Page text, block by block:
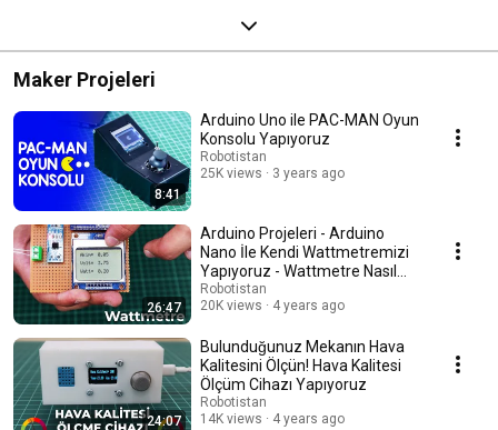
Maker Projeleri
8:41
Arduino Uno ile PAC-MAN Oyun
Konsolu Yapıyoruz
Robotistan
25K views
3 years ago
26:47
Arduino Projeleri - Arduino
Nano İle Kendi Wattmetremizi
Yapıyoruz - Wattmetre Nasıl
Yapılır?
Robotistan
20K views
4 years ago
24:07
Bulunduğunuz Mekanın Hava
Kalitesini Ölçün! Hava Kalitesi
Ölçüm Cihazı Yapıyoruz
Robotistan
14K views
4 years ago